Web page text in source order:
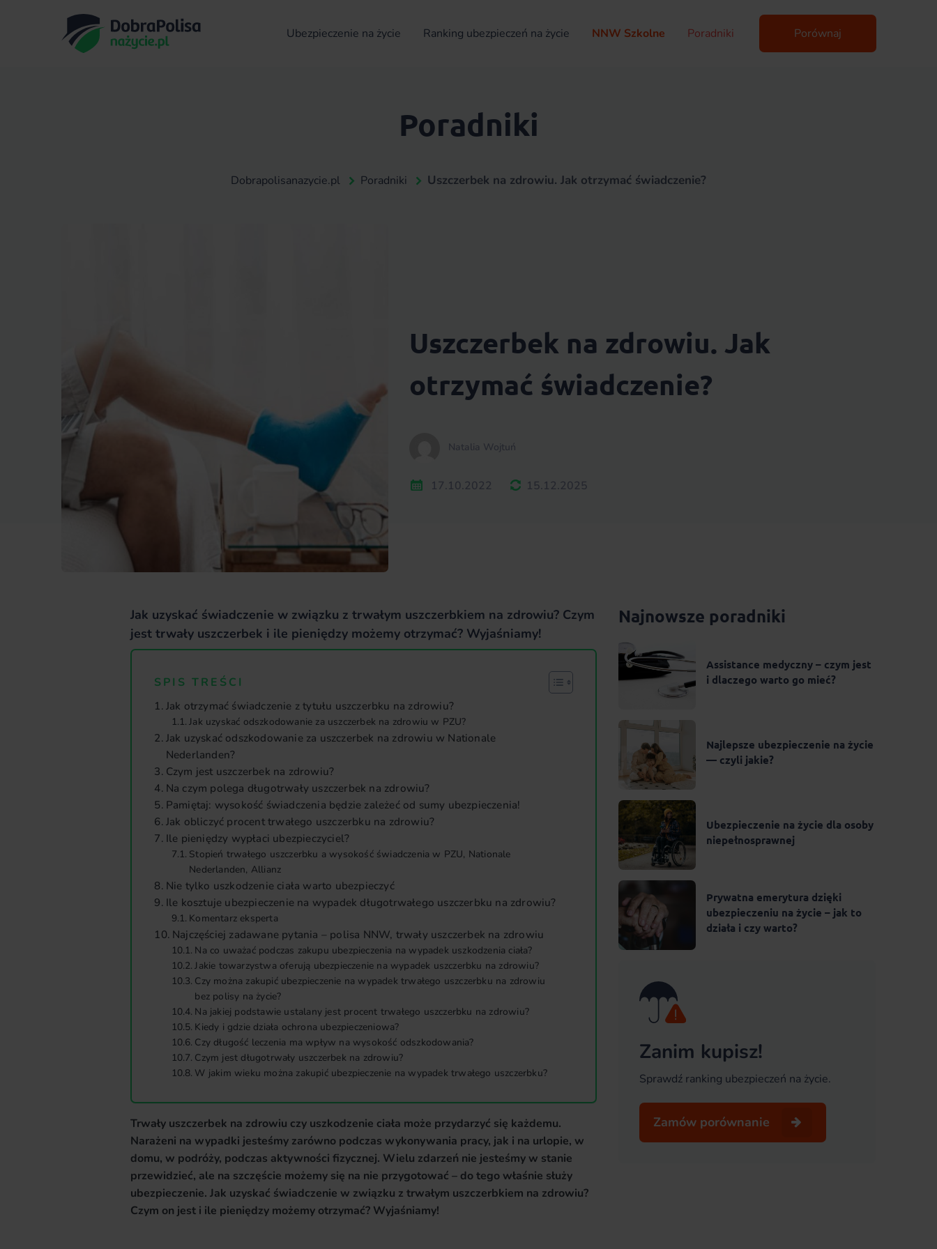
Ubezpieczenie na życie Ranking ubezpieczeń na życie NNW Szkolne Poradniki Porównaj
Poradniki
Dobrapolisanazycie.pl Poradniki Uszczerbek na zdrowiu. Jak otrzymać świadczenie?
Uszczerbek na zdrowiu. Jak
otrzymać świadczenie?
Natalia Wojtuń
17.10.2022 15.12.2025
Jak uzyskać świadczenie w związku z trwałym uszczerbkiem na zdrowiu? Czym
jest trwały uszczerbek i ile pieniędzy możemy otrzymać? Wyjaśniamy!
SPIS TREŚCI
Jak otrzymać świadczenie z tytułu uszczerbku na zdrowiu?
Jak uzyskać odszkodowanie za uszczerbek na zdrowiu w PZU?
Jak uzyskać odszkodowanie za uszczerbek na zdrowiu w Nationale
Nederlanden?
Czym jest uszczerbek na zdrowiu?
Na czym polega długotrwały uszczerbek na zdrowiu?
Pamiętaj: wysokość świadczenia będzie zależeć od sumy ubezpieczenia!
Jak obliczyć procent trwałego uszczerbku na zdrowiu?
Ile pieniędzy wypłaci ubezpieczyciel?
Stopień trwałego uszczerbku a wysokość świadczenia w PZU, Nationale
Nederlanden, Allianz
Nie tylko uszkodzenie ciała warto ubezpieczyć
Ile kosztuje ubezpieczenie na wypadek długotrwałego uszczerbku na zdrowiu?
Komentarz eksperta
Najczęściej zadawane pytania – polisa NNW, trwały uszczerbek na zdrowiu
Na co uważać podczas zakupu ubezpieczenia na wypadek uszkodzenia ciała?
Jakie towarzystwa oferują ubezpieczenie na wypadek uszczerbku na zdrowiu?
Czy można zakupić ubezpieczenie na wypadek trwałego uszczerbku na zdrowiu
bez polisy na życie?
Na jakiej podstawie ustalany jest procent trwałego uszczerbku na zdrowiu?
Kiedy i gdzie działa ochrona ubezpieczeniowa?
Czy długość leczenia ma wpływ na wysokość odszkodowania?
Czym jest długotrwały uszczerbek na zdrowiu?
W jakim wieku można zakupić ubezpieczenie na wypadek trwałego uszczerbku?
Trwały uszczerbek na zdrowiu czy uszkodzenie ciała może przydarzyć się każdemu.
Narażeni na wypadki jesteśmy zarówno podczas wykonywania pracy, jak i na urlopie, w
domu, w podróży, podczas aktywności fizycznej. Wielu zdarzeń nie jesteśmy w stanie
przewidzieć, ale na szczęście możemy się na nie przygotować – do tego właśnie służy
ubezpieczenie. Jak uzyskać świadczenie w związku z trwałym uszczerbkiem na zdrowiu?
Czym on jest i ile pieniędzy możemy otrzymać? Wyjaśniamy!
Najnowsze poradniki
Assistance medyczny – czym jest
i dlaczego warto go mieć?
Najlepsze ubezpieczenie na życie
— czyli jakie?
Ubezpieczenie na życie dla osoby
niepełnosprawnej
Prywatna emerytura dzięki
ubezpieczeniu na życie – jak to
działa i czy warto?
Zanim kupisz!
Sprawdź ranking ubezpieczeń na życie.
Zamów porównanie